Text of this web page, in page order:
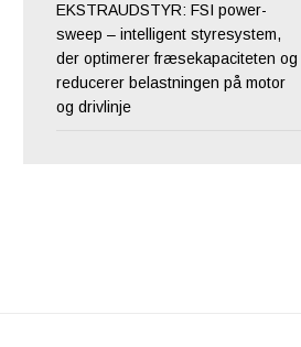
EKSTRAUDSTYR: FSI power-
sweep – intelligent styresystem,
der optimerer fræsekapaciteten og
reducerer belastningen på motor
og drivlinje